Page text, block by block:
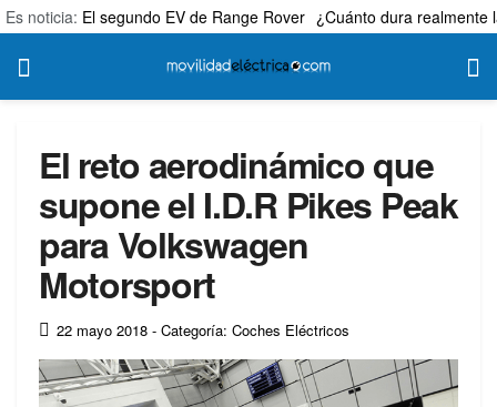
Es noticia: El segundo EV de Range Rover ¿Cuánto dura realmente
El reto aerodinámico que
supone el I.D.R Pikes Peak
para Volkswagen
Motorsport
22 mayo 2018 - Categoría: Coches Eléctricos